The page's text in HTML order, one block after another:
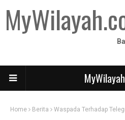
Home Berita Waspada Terhadap